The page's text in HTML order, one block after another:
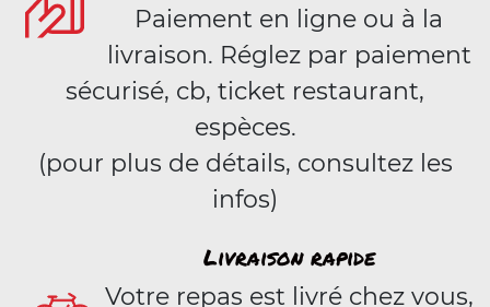
Paiement en ligne ou à la
livraison. Réglez par paiement
sécurisé, cb, ticket restaurant,
espèces.
(pour plus de détails, consultez les
infos)
Livraison rapide
Votre repas est livré chez vous,